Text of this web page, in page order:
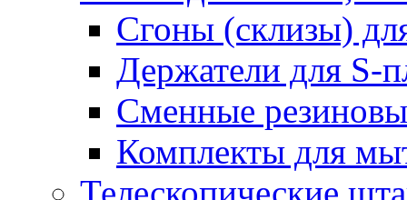
Сгоны (склизы)
Держатели для S-
Сменные
Комплекты для
Телескопические